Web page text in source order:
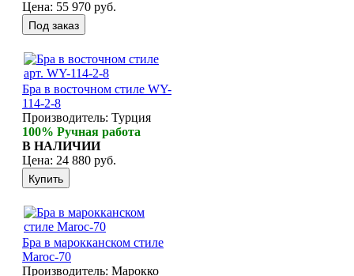
Цена: 55 970 руб.
Бра в восточном стиле WY-
114-2-8
Производитель: Турция
100% Ручная работа
В НАЛИЧИИ
Цена: 24 880 руб.
Бра в марокканском стиле
Maroc-70
Производитель: Марокко